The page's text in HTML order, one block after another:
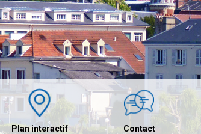
Plan interactif Contact